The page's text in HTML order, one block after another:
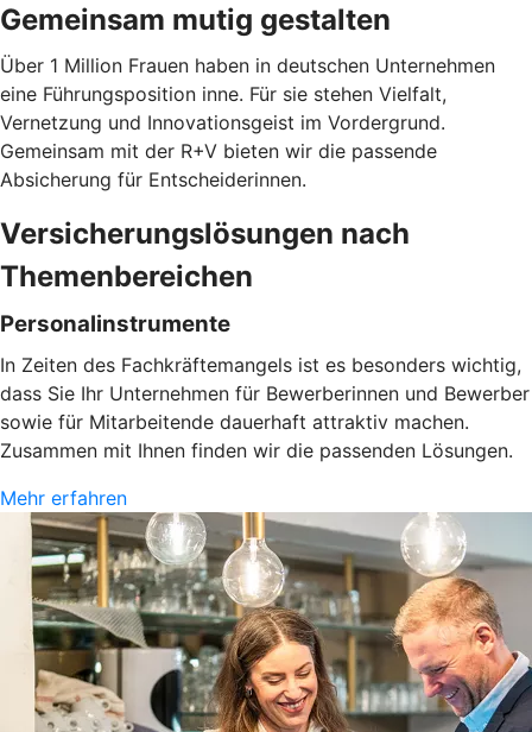
Gemeinsam mutig gestalten
Über 1 Million Frauen haben in deutschen Unternehmen
eine Führungsposition inne. Für sie stehen Vielfalt,
Vernetzung und Innovationsgeist im Vordergrund.
Gemeinsam mit der R+V bieten wir die passende
Absicherung für Entscheiderinnen.
Versicherungslösungen nach
Themenbereichen
Personalinstrumente
In Zeiten des Fachkräftemangels ist es besonders wichtig,
dass Sie Ihr Unternehmen für Bewerberinnen und Bewerber
sowie für Mitarbeitende dauerhaft attraktiv machen.
Zusammen mit Ihnen finden wir die passenden Lösungen.
Mehr erfahren